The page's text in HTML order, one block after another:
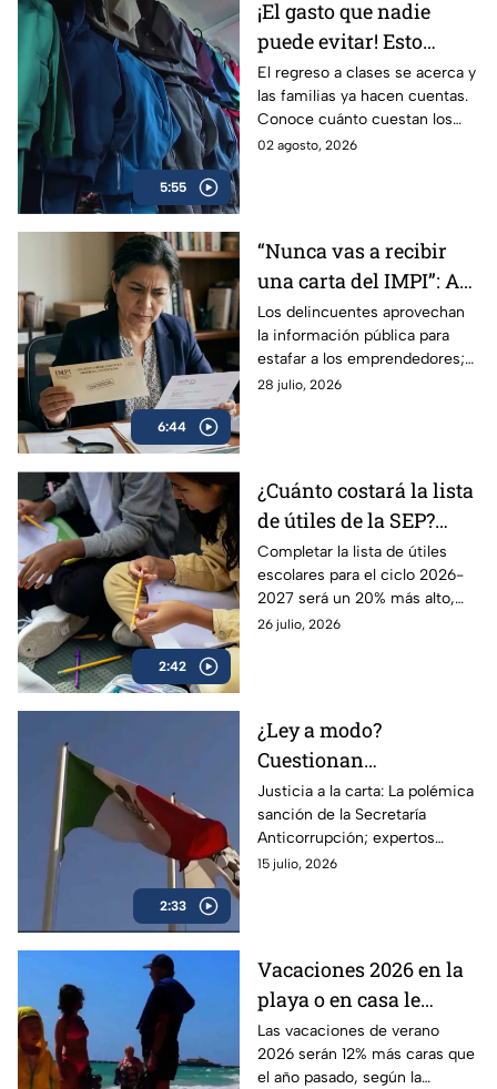
5:55
¡El gasto que nadie
puede evitar! Esto
gastarán las familias
mexicanas por el
regreso a clases 2026
El regreso a clases se acerca y
las familias ya hacen cuentas.
Conoce cuánto cuestan los
uniformes, dónde buscan
02 agosto, 2026
6:44
“Nunca vas a recibir
una carta del IMPI”: Así
operan las estafas para
“renovar tu marca” en
México; consejos para
protegerse
Los delincuentes aprovechan
la información pública para
estafar a los emprendedores;
les envían una carta
28 julio, 2026
2:42
¿Cuánto costará la lista
de útiles de la SEP?
Adquirir los materiales
escolares será más caro
este ciclo 2026-2027
Completar la lista de útiles
escolares para el ciclo 2026-
2027 será un 20% más alto,
por lo que las familias
26 julio, 2026
2:33
¿Ley a modo?
Cuestionan
incongruencia de la
Secretaría
Anticorrupción tras
multa a la Femexfut
Justicia a la carta: La polémica
sanción de la Secretaría
Anticorrupción; expertos
señalan como incongruente
15 julio, 2026
Vacaciones 2026 en la
playa o en casa le
costarán más caro a tu
cartera
Las vacaciones de verano
2026 serán 12% más caras que
el año pasado, según la